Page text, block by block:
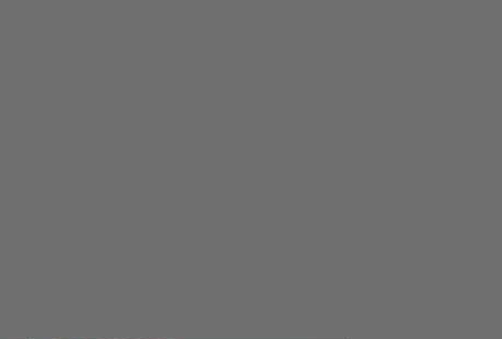
インパーキング利用
ゲスト様負担にて